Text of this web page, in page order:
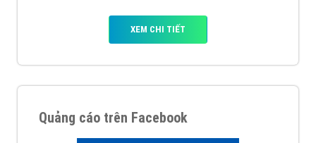
XEM CHI TIẾT
Quảng cáo trên Facebook